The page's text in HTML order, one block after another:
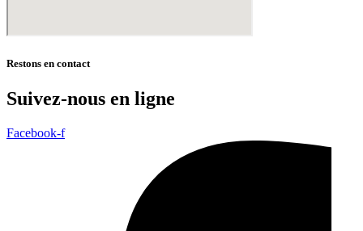
Restons en contact
Suivez-nous en ligne
Facebook-f